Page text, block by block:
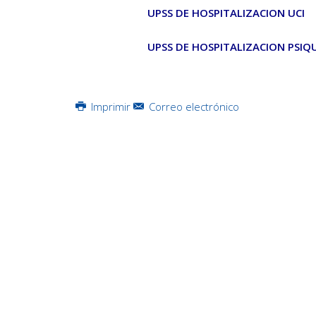
UPSS DE HOSPITALIZACION UCI
UPSS DE HOSPITALIZACION
Imprimir Correo electrónico